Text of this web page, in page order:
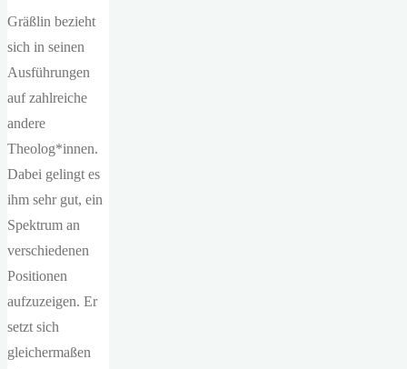
Gräßlin bezieht
sich in seinen
Ausführungen
auf zahlreiche
andere
Theolog*innen.
Dabei gelingt es
ihm sehr gut, ein
Spektrum an
verschiedenen
Positionen
aufzuzeigen. Er
setzt sich
gleichermaßen